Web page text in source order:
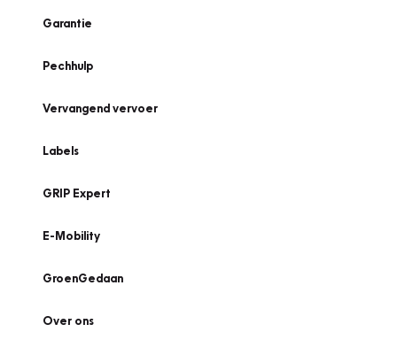
Garantie
Pechhulp
Vervangend vervoer
Labels
GRIP Expert
E-Mobility
GroenGedaan
Over ons